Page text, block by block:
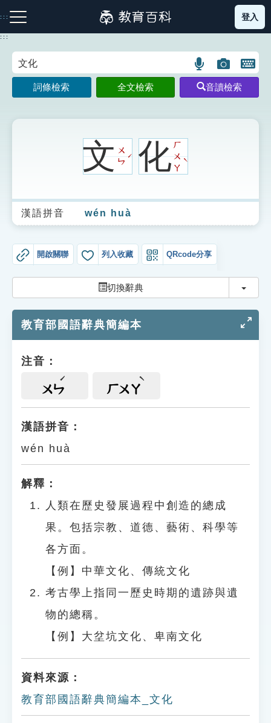
到
主
:::
注音索引圖示 筆畫索引圖示 部首索引表圖示
生字詞彙表
成語故事
索引選單
單字索引
遊戲專區
貓頭鷹博士
登入
:::
語
言
搜
圖
片
搜
開
鍵
圖
詞條檢索 全文檢索 音讀檢索
文ㄨ
ㄣ
ˊ 化ㄏ
ㄨ
ㄚ
ˋ
漢語拼音 wén huà
開啟關聯 列入收藏 QRcode分享
切換辭典 切換
教育部國語辭典簡編本
注音：
ㄨㄣ ㄏㄨㄚ
漢語拼音：
wén huà
解釋：
人類在歷史發展過程中創造的總成
果。包括宗教、道德、藝術、科學等
各方面。
【例】中華文化、傳統文化
考古學上指同一歷史時期的遺跡與遺
物的總稱。
【例】大坌坑文化、卑南文化
資料來源：
教育部國語辭典簡編本_文化